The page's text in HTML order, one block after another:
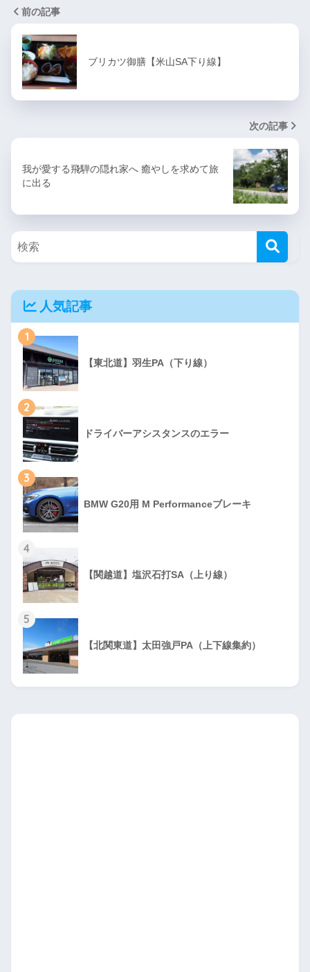
前の記事
ブリカツ御膳【米山SA下り線】
次の記事
我が愛する飛騨の隠れ家へ 癒やしを求めて旅
に出る
人気記事
1
【東北道】羽生PA（下り線）
2
ドライバーアシスタンスのエラー
3
BMW G20用 M Performanceブレーキ
4
【関越道】塩沢石打SA（上り線）
5
【北関東道】太田強戸PA（上下線集約）